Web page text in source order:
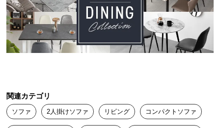
送
料
に
つ
い
型
商
品
関連カテゴリ
ソファ 2人掛けソファ リビング コンパクトソファ